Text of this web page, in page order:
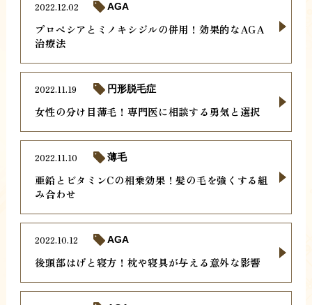
プロペシアとミノキシジルの併用！効果的なAGA
治療法
2022.12.02 AGA
女性の分け目薄毛！専門医に相談する勇気と選択
2022.11.19 円形脱毛症
亜鉛とビタミンCの相乗効果！髪の毛を強くする組
み合わせ
2022.11.10 薄毛
後頭部はげと寝方！枕や寝具が与える意外な影響
2022.10.12 AGA